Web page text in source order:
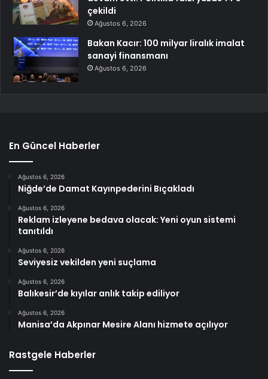
çekildi
Ağustos 6, 2026
Bakan Kacır: 100 milyar liralık imalat
sanayi finansmanı
Ağustos 6, 2026
En Güncel Haberler
Ağustos 6, 2026
Niğde’de Damat Kayınpederini Bıçakladı
Ağustos 6, 2026
Reklam izleyene bedava olacak: Yeni oyun sistemi
tanıtıldı
Ağustos 6, 2026
Seviyesiz vekilden yeni suçlama
Ağustos 6, 2026
Balıkesir’de kıyılar anlık takip ediliyor
Ağustos 6, 2026
Manisa’da Akpınar Mesire Alanı hizmete açılıyor
Rastgele Haberler